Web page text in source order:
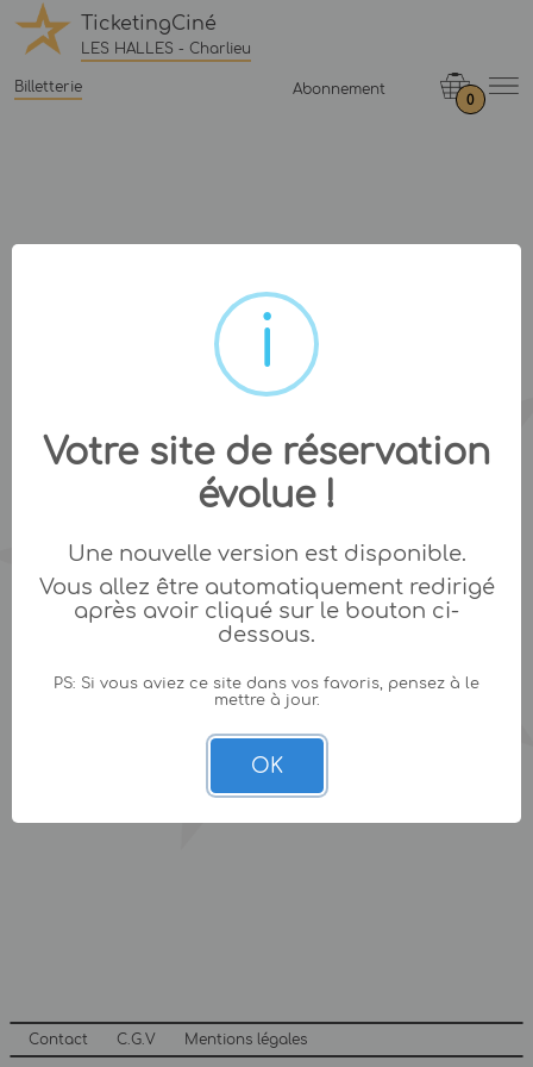
TicketingCiné
LES HALLES - Charlieu
Billetterie Abonnement
0
Contact C.G.V Mentions légales
Votre site de réservation
évolue !
Une nouvelle version est disponible.
Vous allez être automatiquement redirigé
après avoir cliqué sur le bouton ci-
dessous.
PS: Si vous aviez ce site dans vos favoris, pensez à le
mettre à jour.
OK